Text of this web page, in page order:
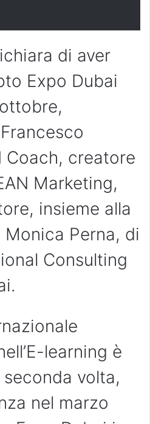
di aver
Expo Dubai
Coach, creatore
Marketing,
insieme alla
Monica Perna, di
Consulting
learning è
volta,
nel marzo